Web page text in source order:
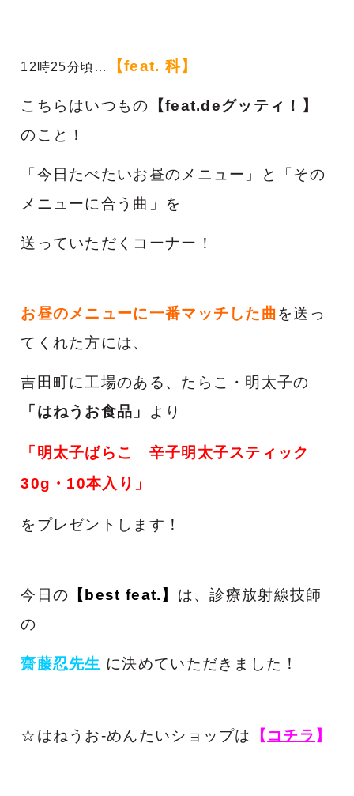
12時25分頃… 【feat. 科】
こちらはいつもの 【feat.deグッティ！】
のこと！
「今日たべたいお昼のメニュー」と
「その
メニューに合う曲」を
送っていただくコーナー！
お昼のメニューに一番マッチした曲を送っ
てくれた方には、
吉田町に工場のある、たらこ・明太子の
「はねうお食品」
より
「明太子ばらこ 辛子明太子スティック
30g・10本入り」
をプレゼントします！
今日の 【best feat.】 は、診療放射線技師
の
齋藤忍先生 に決めていただきました！
☆はねうお-めんたいショップは 【 コチラ 】